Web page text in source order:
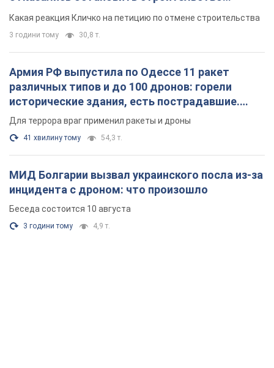
небоскреба "московского верующего"
Какая реакция Кличко на петицию по отмене строительства
3 години тому 30,8 т.
Армия РФ выпустила по Одессе 11 ракет
различных типов и до 100 дронов: горели
исторические здания, есть пострадавшие.
Фото и видео
Для террора враг применил ракеты и дроны
41 хвилину тому 54,3 т.
МИД Болгарии вызвал украинского посла из-за
инцидента с дроном: что произошло
Беседа состоится 10 августа
3 години тому 4,9 т.